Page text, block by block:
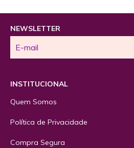
NEWSLETTER
INSTITUCIONAL
Quem Somos
Política de Privacidade
Compra Segura